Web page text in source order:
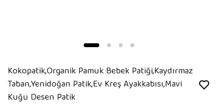
Kokopatik,Organik Pamuk Bebek Patiği,Kaydırmaz
Taban,Yenidoğan Patik,Ev Kreş Ayakkabısı,Mavi
Kuğu Desen Patik